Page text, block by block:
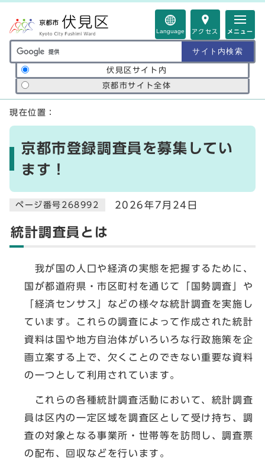
Language アクセス メニュー
サイト内検索の範囲
伏見区サイト内
京都市サイト全体
ここから本文です
現在位置：
京都市登録調査員を募集してい
ます！
ページ番号268992 2026年7月24日
統計調査員とは
我が国の人口や経済の実態を把握するために、
国が都道府県・市区町村を通じて「国勢調査」や
「経済センサス」などの様々な統計調査を実施し
ています。これらの調査によって作成された統計
資料は国や地方自治体がいろいろな行政施策を企
画立案する上で、欠くことのできない重要な資料
の一つとして利用されています。
これらの各種統計調査活動において、統計調査
員は区内の一定区域を調査区として受け持ち、調
査の対象となる事業所・世帯等を訪問し、調査票
の配布、回収などを行います。